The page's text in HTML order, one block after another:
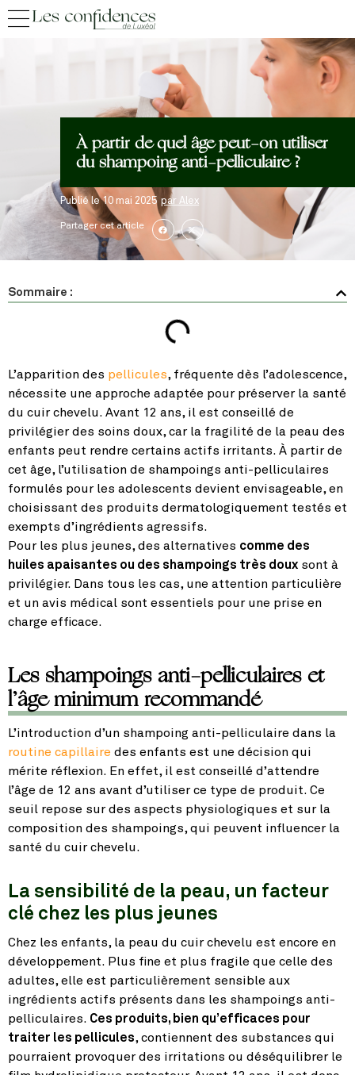
À partir de quel âge peut-on utiliser
du shampoing anti-pelliculaire ?
Publié le10 mai 2025 par Alex
Partager cet article
Sommaire :
L’apparition des pellicules, fréquente dès l’adolescence,
nécessite une approche adaptée pour préserver la santé
du cuir chevelu. Avant 12 ans, il est conseillé de
privilégier des soins doux, car la fragilité de la peau des
enfants peut rendre certains actifs irritants. À partir de
cet âge, l’utilisation de shampoings anti-pelliculaires
formulés pour les adolescents devient envisageable, en
choisissant des produits dermatologiquement testés et
exempts d’ingrédients agressifs.
Pour les plus jeunes, des alternatives comme des
huiles apaisantes ou des shampoings très doux sont à
privilégier. Dans tous les cas, une attention particulière
et un avis médical sont essentiels pour une prise en
charge efficace.
Les shampoings anti-pelliculaires et
l’âge minimum recommandé
L’introduction d’un shampoing anti-pelliculaire dans la
routine capillaire des enfants est une décision qui
mérite réflexion. En effet, il est conseillé d’attendre
l’âge de 12 ans avant d’utiliser ce type de produit. Ce
seuil repose sur des aspects physiologiques et sur la
composition des shampoings, qui peuvent influencer la
santé du cuir chevelu.
La sensibilité de la peau, un facteur
clé chez les plus jeunes
Chez les enfants, la peau du cuir chevelu est encore en
développement. Plus fine et plus fragile que celle des
adultes, elle est particulièrement sensible aux
ingrédients actifs présents dans les shampoings anti-
pelliculaires. Ces produits, bien qu’efficaces pour
traiter les pellicules, contiennent des substances qui
pourraient provoquer des irritations ou déséquilibrer le